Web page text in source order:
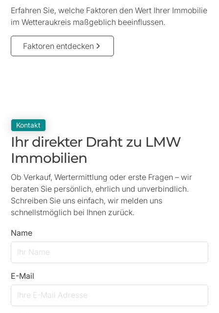
Erfahren Sie, welche Faktoren den Wert Ihrer Immobilie
im Wetteraukreis maßgeblich beeinflussen.
Faktoren entdecken
Kontakt
Ihr direkter Draht zu LMW
Immobilien
Ob Verkauf, Wertermittlung oder erste Fragen – wir
beraten Sie persönlich, ehrlich und unverbindlich.
Schreiben Sie uns einfach, wir melden uns
schnellstmöglich bei Ihnen zurück.
Name
E-Mail